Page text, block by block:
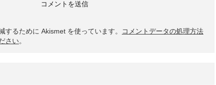
するために Akismet を使っています。
コメントデータの処理方法
さい。